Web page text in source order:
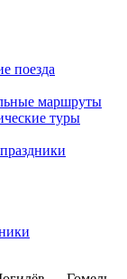
поезда
маршруты
туры